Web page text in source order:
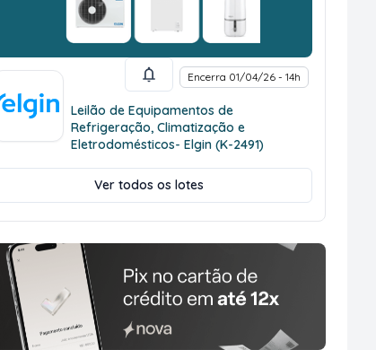
Encerra 01/04/26 - 14h
Leilão de Equipamentos de
Refrigeração, Climatização e
Eletrodomésticos- Elgin (K-2491)
Ver todos os lotes